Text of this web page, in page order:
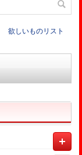
欲しいものリスト